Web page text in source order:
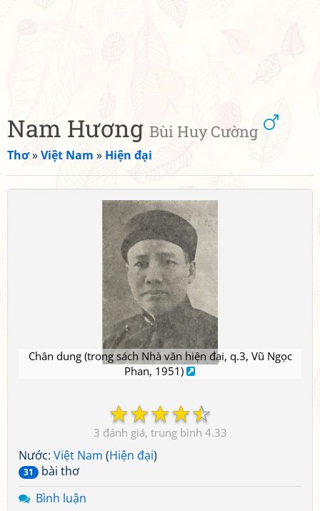
Nam Hương Bùi Huy Cường
Thơ»Việt Nam » Hiện đại
Chân dung (trong sách Nhà văn hiện đại, q.3, Vũ Ngọc
Phan, 1951)
☆
☆
☆
☆
☆
3 4.33
Nước: Việt Nam (Hiện đại)
31
bài thơ
Bình luận